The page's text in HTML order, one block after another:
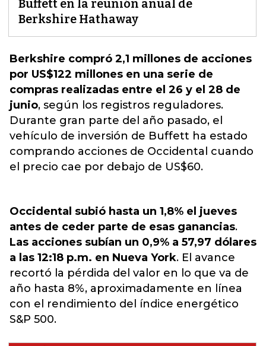
Buffett en la reunión anual de
Berkshire Hathaway
Berkshire compró 2,1 millones de acciones
por US$122 millones en una serie de
compras realizadas entre el 26 y el 28 de
junio, según los registros reguladores.
Durante gran parte del año pasado, el
vehículo de inversión de Buffett ha estado
comprando acciones de Occidental cuando
el precio cae por debajo de US$60.
Occidental subió hasta un 1,8% el jueves
antes de ceder parte de esas ganancias.
Las acciones subían un 0,9% a 57,97 dólares
a las 12:18 p.m. en Nueva York. El avance
recortó la pérdida del valor en lo que va de
año hasta 8%, aproximadamente en línea
con el rendimiento del índice energético
S&P 500.